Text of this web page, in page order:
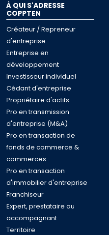
À QUI S'ADRESSE
COPPTEN
Créateur / Repreneur
d'entreprise
Entreprise en
développement
Investisseur individuel
Cédant d'entreprise
Propriétaire d'actifs
Pro en transmission
d'entreprise (M&A)
Pro en transaction de
fonds de commerce &
commerces
Pro en transaction
d'immobilier d'entreprise
Franchiseur
Expert, prestataire ou
accompagnant
Territoire